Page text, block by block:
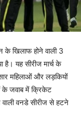
के खिलाफ होने वाली 3
यह सीरीज मार्च के
महिलाओं और लड़कियों
के जवाब में क्रिकेट
वाली वनडे सीरीज से हटने